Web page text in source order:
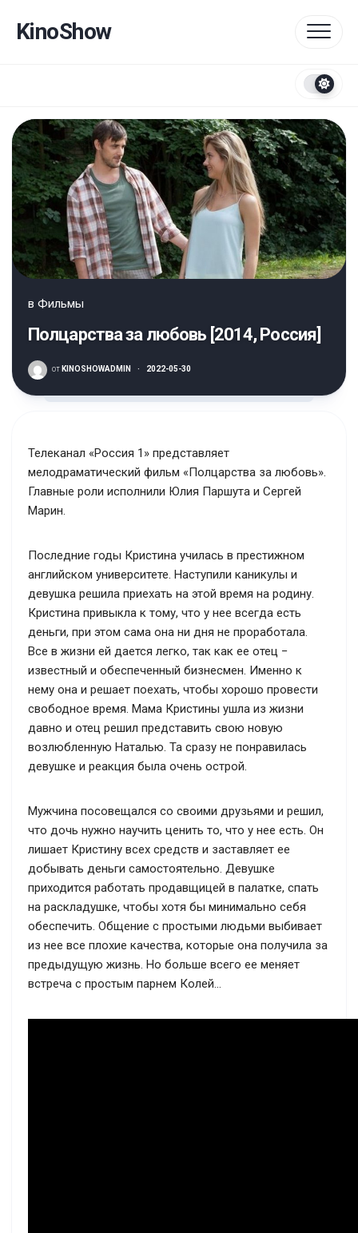
содержанию
KinoShow
в Фильмы
Полцарства за любовь [2014, Россия]
от KINOSHOWADMIN · 2022-05-30
Телеканал «Россия 1» представляет
мелодраматический фильм «Полцарства за любовь».
Главные роли исполнили Юлия Паршута и Сергей
Марин.
Последние годы Кристина училась в престижном
английском университете. Наступили каникулы и
девушка решила приехать на этой время на родину.
Кристина привыкла к тому, что у нее всегда есть
деньги, при этом сама она ни дня не проработала.
Все в жизни ей дается легко, так как ее отец −
известный и обеспеченный бизнесмен. Именно к
нему она и решает поехать, чтобы хорошо провести
свободное время. Мама Кристины ушла из жизни
давно и отец решил представить свою новую
возлюбленную Наталью. Та сразу не понравилась
девушке и реакция была очень острой.
Мужчина посовещался со своими друзьями и решил,
что дочь нужно научить ценить то, что у нее есть. Он
лишает Кристину всех средств и заставляет ее
добывать деньги самостоятельно. Девушке
приходится работать продавщицей в палатке, спать
на раскладушке, чтобы хотя бы минимально себя
обеспечить. Общение с простыми людьми выбивает
из нее все плохие качества, которые она получила за
предыдущую жизнь. Но больше всего ее меняет
встреча с простым парнем Колей…